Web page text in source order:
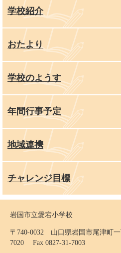
学校紹介
おたより
学校のようす
年間行事予定
地域連携
チャレンジ目標
岩国市立愛宕小学校
〒740-0032 山口県岩国市尾津町
7020 Fax 0827-31-7003